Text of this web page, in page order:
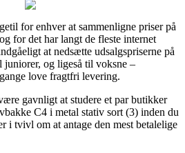
for enhver at sammenligne priser på
for det har langt de fleste internet
at nedsætte udsalgspriserne på
og ligeså til voksne –
love fragtfri levering.
gavnligt at studere et par butikker
C4 i metal stativ sort (3) inden du
i tvivl om at antage den mest betalelige